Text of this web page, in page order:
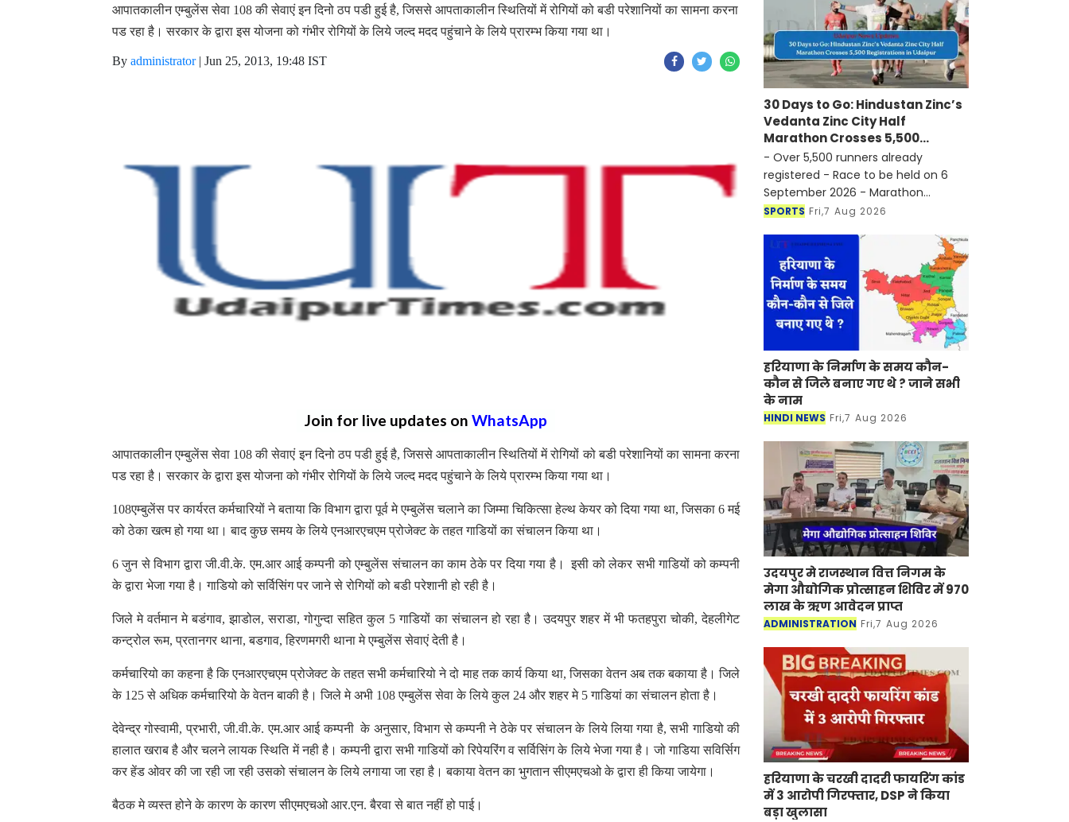
आपातकालीन एम्बुलेंस सेवा 108 की सेवाएं इन दिनो ठप पडी हुई है, जिससे आपताकालीन स्थितियों में रोगियों को बडी परेशानियों का सामना करना
पड रहा है। सरकार के द्वारा इस योजना को गंभीर रोगियों के लिये जल्द मदद पहुंचाने के लिये प्रारम्भ किया गया था।
By administrator| Jun 25, 2013, 19:48 IST
Join for live updates on WhatsApp
आपातकालीन एम्बुलेंस सेवा 108 की सेवाएं इन दिनो ठप पडी हुई है, जिससे आपताकालीन स्थितियों में रोगियों को बडी परेशानियों का सामना करना
पड रहा है। सरकार के द्वारा इस योजना को गंभीर रोगियों के लिये जल्द मदद पहुंचाने के लिये प्रारम्भ किया गया था।
108एम्बुलेंस पर कार्यरत कर्मचारियों ने बताया कि विभाग द्वारा पूर्व मे एम्बुलेंस चलाने का जिम्मा चिकित्सा हेल्थ केयर को दिया गया था, जिसका 6 मई
को ठेका खत्म हो गया था। बाद कुछ समय के लिये एनआरएचएम प्रोजेक्ट के तहत गाडियों का संचालन किया था।
6 जुन से विभाग द्वारा जी.वी.के. एम.आर आई कम्पनी को एम्बुलेंस संचालन का काम ठेके पर दिया गया है। इसी को लेकर सभी गाडियों को कम्पनी
के द्वारा भेजा गया है। गाडियो को सर्विसिंग पर जाने से रोगियों को बडी परेशानी हो रही है।
जिले मे वर्तमान मे बडंगाव, झाडोल, सराडा, गोगुन्दा सहित कुल 5 गाडियों का संचालन हो रहा है। उदयपुर शहर में भी फतहपुरा चोकी, देहलीगेट
कन्ट्रोल रूम, प्रतानगर थाना, बडगाव, हिरणमगरी थाना मे एम्बुलेंस सेवाएं देती है।
कर्मचारियो का कहना है कि एनआरएचएम प्रोजेक्ट के तहत सभी कर्मचारियो ने दो माह तक कार्य किया था, जिसका वेतन अब तक बकाया है। जिले
के 125 से अधिक कर्मचारियो के वेतन बाकी है। जिले मे अभी 108 एम्बुलेंस सेवा के लिये कुल 24 और शहर मे 5 गाडियां का संचालन होता है।
देवेन्द्र गोस्वामी, प्रभारी, जी.वी.के. एम.आर आई कम्पनी के अनुसार, विभाग से कम्पनी ने ठेके पर संचालन के लिये लिया गया है, सभी गाडियो की
हालात खराब है और चलने लायक स्थिति में नही है। कम्पनी द्वारा सभी गाडियों को रिपेयरिंग व सर्विसिंग के लिये भेजा गया है। जो गाडिया सविर्सिग
कर हेंड ओवर की जा रही जा रही उसको संचालन के लिये लगाया जा रहा है। बकाया वेतन का भुगतान सीएमएचओ के द्वारा ही किया जायेगा।
बैठक मे व्यस्त होने के कारण के कारण सीएमएचओ आर.एन. बैरवा से बात नहीं हो पाई।
30 Days to Go: Hindustan Zinc’s
Vedanta Zinc City Half
Marathon Crosses 5,500
Registrations in Udaipur
- Over 5,500 runners already
registered - Race to be held on 6
September 2026 - Marathon
continues to strengthen Udaipur's
destination
SPORTS Fri,7 Aug 2026
हरियाणा के निर्माण के समय कौन-
कौन से जिले बनाए गए थे ? जाने सभी
के नाम
HINDI NEWS Fri,7 Aug 2026
उदयपुर मे राजस्थान वित्त निगम के
मेगा औद्योगिक प्रोत्साहन शिविर में 970
लाख के ऋण आवेदन प्राप्त
ADMINISTRATION Fri,7 Aug 2026
हरियाणा के चरखी दादरी फायरिंग कांड
में 3 आरोपी गिरफ्तार, DSP ने किया
बड़ा खुलासा